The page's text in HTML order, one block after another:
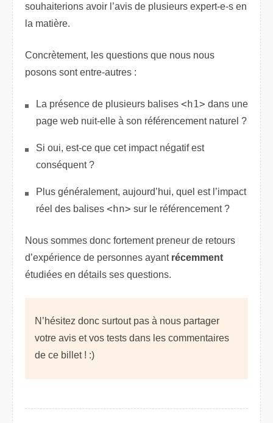
souhaiterions avoir l’avis de plusieurs expert-e-s en
la matière.
Concrètement, les questions que nous nous
posons sont entre-autres :
La présence de plusieurs balises <h1> dans une
page web nuit-elle à son référencement naturel ?
Si oui, est-ce que cet impact négatif est
conséquent ?
Plus généralement, aujourd’hui, quel est l’impact
réel des balises <hn> sur le référencement ?
Nous sommes donc fortement preneur de retours
d’expérience de personnes ayant récemment
étudiées en détails ses questions.
N’hésitez donc surtout pas à nous partager
votre avis et vos tests dans les commentaires
de ce billet ! :)